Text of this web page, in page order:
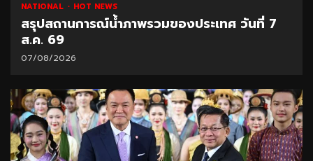
NATIONAL HOT NEWS
สรุปสถานการณ์น้ำภาพรวมของประเทศ วันที่ 7
ส.ค. 69
07/08/2026